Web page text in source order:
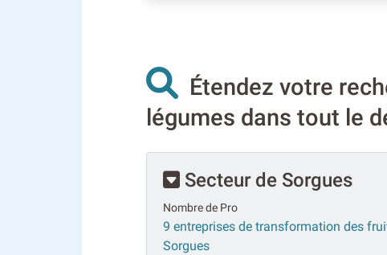
Étendez votre
légumes dans tout le
Secteur de Sorgues
Nombre de Pro
9 entreprises de transformation des
Sorgues